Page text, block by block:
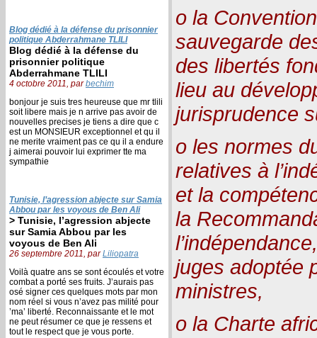
Blog dédié à la défense du prisonnier
politique Abderrahmane TLILI
Blog dédié à la défense du
prisonnier politique
Abderrahmane TLILI
4 octobre 2011, parbechim
bonjour je suis tres heureuse que mr tlili
soit libere mais je n arrive pas avoir de
nouvelles precises je tiens a dire que c
est un MONSIEUR exceptionnel et qu il
ne merite vraiment pas ce qu il a endure
j aimerai pouvoir lui exprimer tte ma
sympathie
Tunisie, l’agression abjecte sur Samia
Abbou par les voyous de Ben Ali
> Tunisie, l’agression abjecte
sur Samia Abbou par les
voyous de Ben Ali
26 septembre 2011, parLiliopatra
Voilà quatre ans se sont écoulés et votre
combat a porté ses fruits. J’aurais pas
osé signer ces quelques mots par mon
nom réel si vous n’avez pas milité pour
’ma’ liberté. Reconnaissante et le mot
ne peut résumer ce que je ressens et
tout le respect que je vous porte.
o la
sauvegarde
des libertés
lieu au
jurisprudence
o les normes
relatives à
et la
la
juges adoptée
ministres,
o la Charte